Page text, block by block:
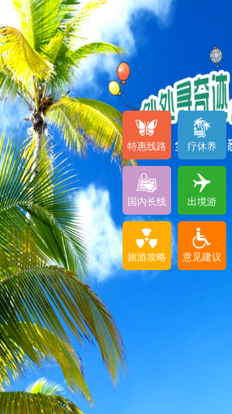
特惠线路 疗休养
国内长线 出境游
旅游攻略 意见建议